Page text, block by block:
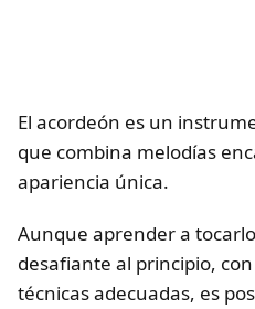
El acordeón es un
que combina melodías
apariencia única.
Aunque aprender a
desafiante al principio,
técnicas adecuadas, es